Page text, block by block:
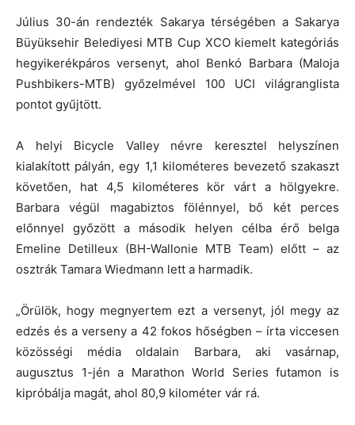
Július 30-án rendezték Sakarya térségében a Sakarya
Büyüksehir Belediyesi MTB Cup XCO kiemelt kategóriás
hegyikerékpáros versenyt, ahol Benkó Barbara (Maloja
Pushbikers-MTB) győzelmével 100 UCI világranglista
pontot gyűjtött.
A helyi Bicycle Valley névre keresztel helyszínen
kialakított pályán, egy 1,1 kilométeres bevezető szakaszt
követően, hat 4,5 kilométeres kör várt a hölgyekre.
Barbara végül magabiztos fölénnyel, bő két perces
előnnyel győzött a második helyen célba érő belga
Emeline Detilleux (BH-Wallonie MTB Team) előtt – az
osztrák Tamara Wiedmann lett a harmadik.
„Örülök, hogy megnyertem ezt a versenyt, jól megy az
edzés és a verseny a 42 fokos hőségben – írta viccesen
közösségi média oldalain Barbara, aki vasárnap,
augusztus 1-jén a Marathon World Series futamon is
kipróbálja magát, ahol 80,9 kilométer vár rá.